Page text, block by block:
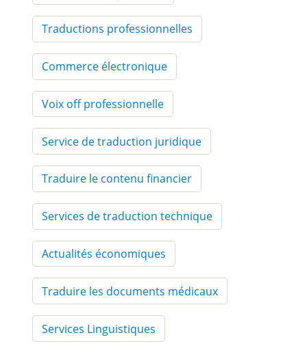
Traductions professionnelles
Commerce électronique
Voix off professionnelle
Service de traduction juridique
Traduire le contenu financier
Services de traduction technique
Actualités économiques
Traduire les documents médicaux
Services Linguistiques